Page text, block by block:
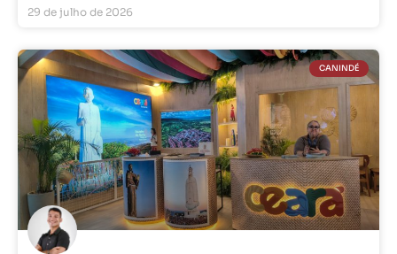
29 de julho de 2026
CANINDÉ